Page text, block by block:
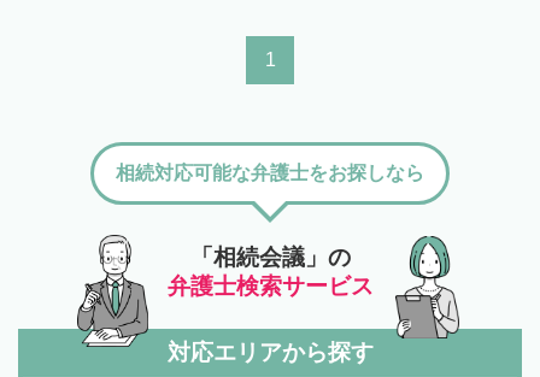
1
「相続会議」の
弁護士検索サービス
相続対応可能な弁護士をお探しなら
対応エリアから探す